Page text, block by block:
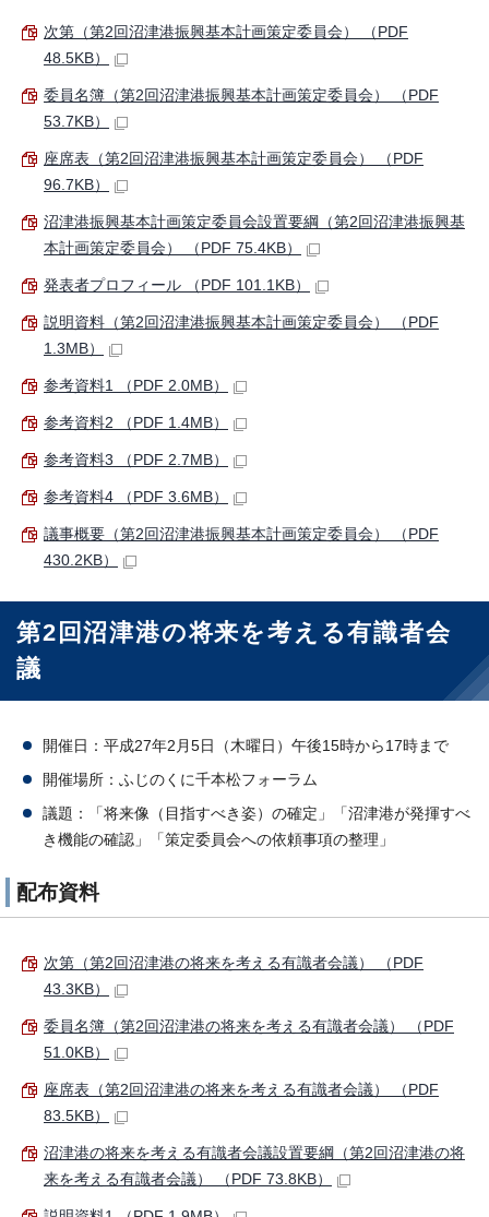
次第（第2回沼津港振興基本計画策定委員会） （PDF
48.5KB）
委員名簿（第2回沼津港振興基本計画策定委員会） （PDF
53.7KB）
座席表（第2回沼津港振興基本計画策定委員会） （PDF
96.7KB）
沼津港振興基本計画策定委員会設置要綱（第2回沼津港振興基
本計画策定委員会） （PDF 75.4KB）
発表者プロフィール （PDF 101.1KB）
説明資料（第2回沼津港振興基本計画策定委員会） （PDF
1.3MB）
参考資料1 （PDF 2.0MB）
参考資料2 （PDF 1.4MB）
参考資料3 （PDF 2.7MB）
参考資料4 （PDF 3.6MB）
議事概要（第2回沼津港振興基本計画策定委員会） （PDF
430.2KB）
第2回沼津港の将来を考える有識者会
議
開催日：平成27年2月5日（木曜日）午後15時から17時まで
開催場所：ふじのくに千本松フォーラム
議題：「将来像（目指すべき姿）の確定」「沼津港が発揮すべ
き機能の確認」「策定委員会への依頼事項の整理」
配布資料
次第（第2回沼津港の将来を考える有識者会議） （PDF
43.3KB）
委員名簿（第2回沼津港の将来を考える有識者会議） （PDF
51.0KB）
座席表（第2回沼津港の将来を考える有識者会議） （PDF
83.5KB）
沼津港の将来を考える有識者会議設置要綱（第2回沼津港の将
来を考える有識者会議） （PDF 73.8KB）